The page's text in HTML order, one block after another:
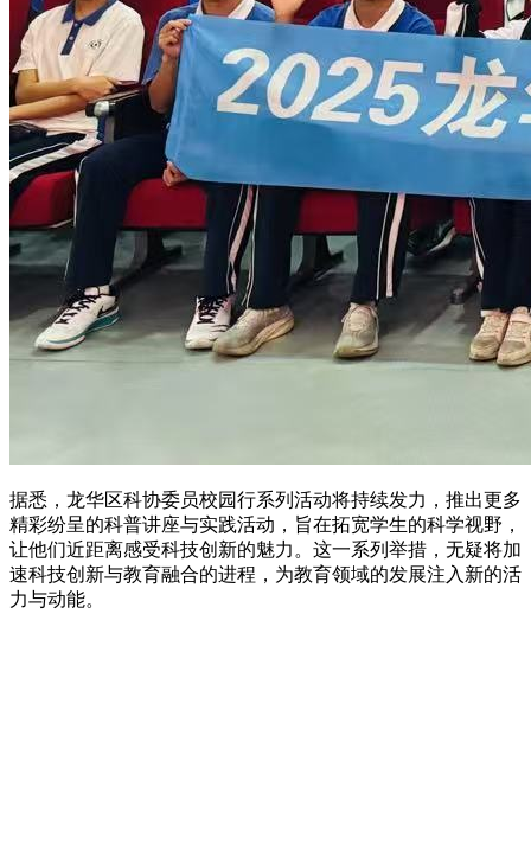
据悉，龙华区科协委员校园行系列活动将持续发力，推出更多
精彩纷呈的科普讲座与实践活动，旨在拓宽学生的科学视野，
让他们近距离感受科技创新的魅力。这一系列举措，无疑将加
速科技创新与教育融合的进程，为教育领域的发展注入新的活
力与动能。